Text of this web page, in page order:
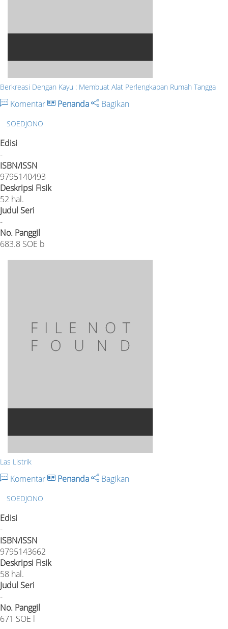
Berkreasi Dengan Kayu : Membuat Alat Perlengkapan Rumah Tangga
Komentar Penanda Bagikan
SOEDJONO
Edisi
-
ISBN/ISSN
9795140493
Deskripsi Fisik
52 hal.
Judul Seri
-
No. Panggil
683.8 SOE b
Las Listrik
Komentar Penanda Bagikan
SOEDJONO
Edisi
-
ISBN/ISSN
9795143662
Deskripsi Fisik
58 hal.
Judul Seri
-
No. Panggil
671 SOE l